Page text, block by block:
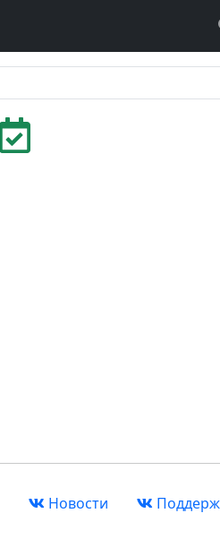
Новости